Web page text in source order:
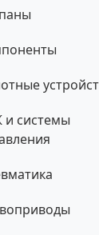
и системы